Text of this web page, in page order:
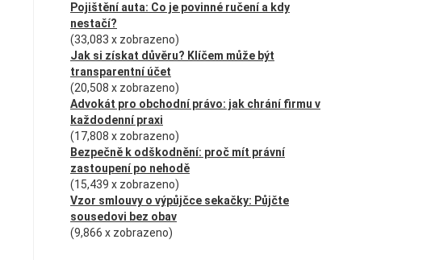
Pojištění auta: Co je povinné ručení a kdy
nestačí?
(33,083 x zobrazeno)
Jak si získat důvěru? Klíčem může být
transparentní účet
(20,508 x zobrazeno)
Advokát pro obchodní právo: jak chrání firmu v
každodenní praxi
(17,808 x zobrazeno)
Bezpečně k odškodnění: proč mít právní
zastoupení po nehodě
(15,439 x zobrazeno)
Vzor smlouvy o výpůjčce sekačky: Půjčte
sousedovi bez obav
(9,866 x zobrazeno)